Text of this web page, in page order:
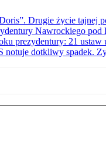
Drugie życie tajnej
Nawrockiego
prezydentury: 21 ustaw
notuje dotkliwy spadek.